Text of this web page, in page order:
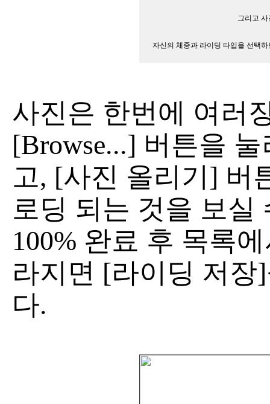
그리고
자신의 체중과 라이딩 타입을 선택
사진은 한번에 여러
[Browse...] 버튼을
고, [사진 올리기] 버
로딩 되는 것을 보실
100% 완료 후 목록
라지면 [라이딩 저장
다.